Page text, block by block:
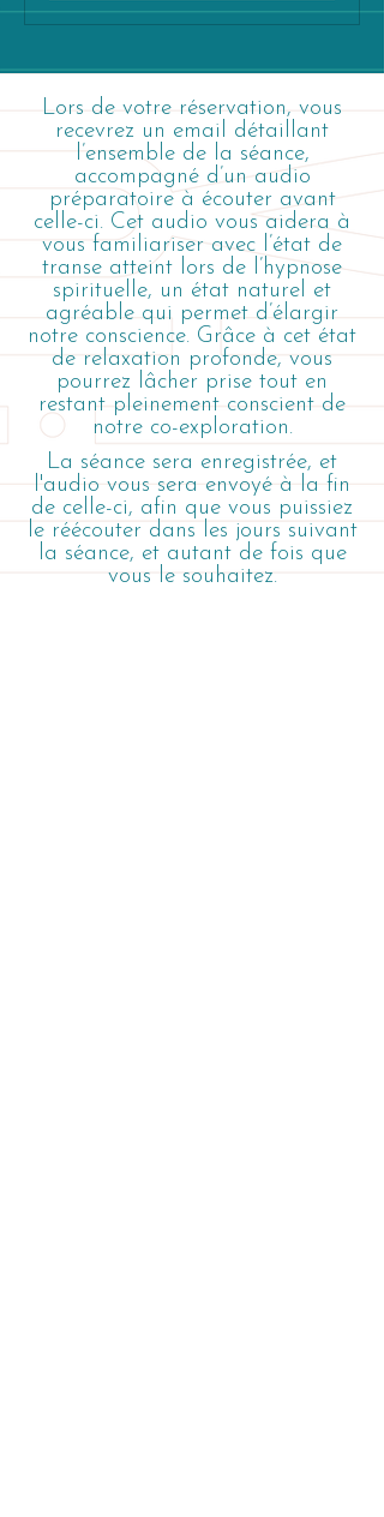
Lors de votre réservation, vous
recevrez un email détaillant
l’ensemble de la séance,
accompagné d’un audio
préparatoire à écouter avant
celle-ci. Cet audio vous aidera à
vous familiariser avec l’état de
transe atteint lors de l’hypnose
spirituelle, un état naturel et
agréable qui permet d’élargir
notre conscience. Grâce à cet état
de relaxation profonde, vous
pourrez lâcher prise tout en
restant pleinement conscient de
notre co-exploration.
La séance sera enregistrée, et
l'audio vous sera envoyé à la fin
de celle-ci, afin que vous puissiez
le réécouter dans les jours suivant
la séance, et autant de fois que
vous le souhaitez.